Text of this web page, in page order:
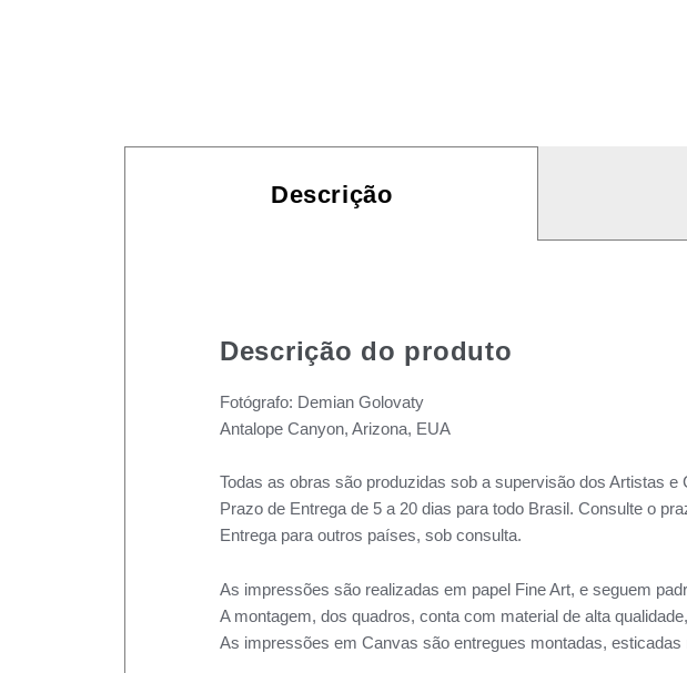
Descrição
Descrição do produto
Fotógrafo: Demian Golovaty
Antalope Canyon, Arizona, EUA
Todas as obras são produzidas sob a supervisão dos Artistas e
Prazo de Entrega de 5 a 20 dias para todo Brasil. Consulte o
Entrega para outros países, sob consulta.
As impressões são realizadas em papel Fine Art, e seguem
A montagem, dos quadros, conta com material de alta
As impressões em Canvas são entregues montadas, esticadas